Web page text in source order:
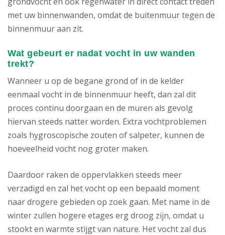
met uw binnenwanden, omdat de buitenmuur tegen de
binnenmuur aan zit.
Wat gebeurt er nadat vocht in uw wanden
trekt?
Wanneer u op de begane grond of in de kelder
eenmaal vocht in de binnenmuur heeft, dan zal dit
proces continu doorgaan en de muren als gevolg
hiervan steeds natter worden. Extra vochtproblemen
zoals hygroscopische zouten of salpeter, kunnen de
hoeveelheid vocht nog groter maken.
Daardoor raken de oppervlakken steeds meer
verzadigd en zal het vocht op een bepaald moment
naar drogere gebieden op zoek gaan. Met name in de
winter zullen hogere etages erg droog zijn, omdat u
stookt en warmte stijgt van nature. Het vocht zal dus